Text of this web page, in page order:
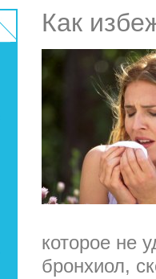
Как
которое не
бронхиол,